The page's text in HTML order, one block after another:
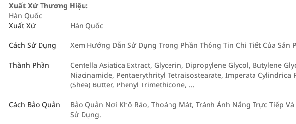
Xuất Xứ Thương Hiệu:
Hàn Quốc
Xuất Xứ
Hàn Quốc
Cách Sử Dụng Xem Hướng Dẫn Sử Dụng Trong Phần Thông Tin Chi Tiết Của Sản
Thành Phần
Centella Asiatica Extract, Glycerin, Dipropylene Glycol, Butylene
Niacinamide, Pentaerythrityl Tetraisostearate, Imperata Cylindrica
(Shea) Butter, Phenyl Trimethicone, …
Cách Bảo Quản
Bảo Quản Nơi Khô Ráo, Thoáng Mát, Tránh Ánh Nắng Trực Tiếp
Sử Dụng.